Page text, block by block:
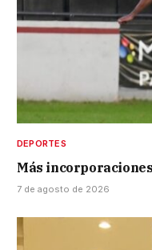
DEPORTES
Más
7 de agosto de 2026